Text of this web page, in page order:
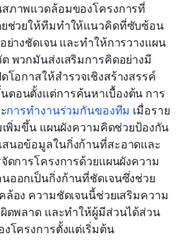
ภาพแวดล้อมของโครงการที่
ยช่วยให้ทีมทำให้แนวคิดที่ซับซ้อน
างชัดเจน และทำให้การวางแผน
พวกมันส่งเสริมการคิดอย่างมี
โอกาสให้สำรวจเชิงสร้างสรรค์
อนตั้งแต่การค้นหาเบื้องต้น การ
การทำงานร่วมกันของทีม เมื่อราย
เพิ่มขึ้น แผนผังความคิดช่วยป้องกัน
นอข้อมูลในกิ่งก้านที่สะอาดและ
ดการโครงการด้วยแผนผังความ
ออกเป็นกิ่งก้านที่ชัดเจนซึ่งช่วย
อง ความชัดเจนนี้ช่วยเสริมความ
ดพลาด และทำให้ผู้มีส่วนได้ส่วน
โครงการตั้งแต่เริ่มต้น